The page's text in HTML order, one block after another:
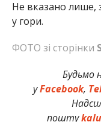
Не вказано
у гори.
ФОТО зі сторінки
Будьмо
уFacebook,
пошту